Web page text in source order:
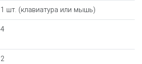
1 шт. (клавиатура или мышь)
4
2